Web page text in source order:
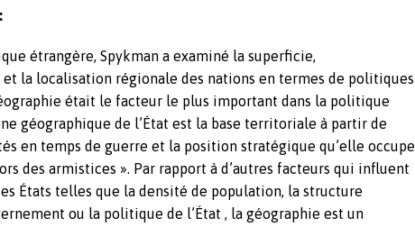
étrangère, Spykman a examiné la superficie,
et la localisation régionale des nations en termes de politiques
était le facteur le plus important dans la politique
géographique de l’État est la base territoriale à partir de
en temps de guerre et la position stratégique qu’elle occupe
des armistices ». Par rapport à d’autres facteurs qui influent
États telles que la densité de population, la structure
ou la politique de l’État , la géographie est un